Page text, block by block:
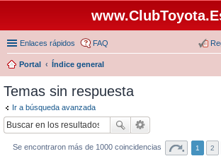
Enlaces rápidos FAQ
Portal
Índice general
Temas sin respuesta
Ir a búsqueda avanzada
Se encontraron más de 1000 coincidencias 1 2